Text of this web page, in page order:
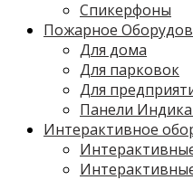
Спикерфоны
Пожарное
Для дома
Для парковок
Для
Панели
Интерактивное